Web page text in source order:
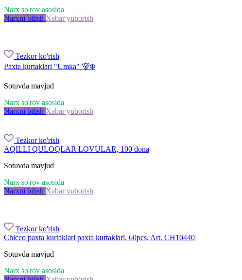
Narx so'rov asosida
Narxni bilish Xabar yuborish
Tezkor ko'rish
Paxta kurtaklari "Umka" 🐻‍❄️
Sotuvda mavjud
Narx so'rov asosida
Narxni bilish Xabar yuborish
Tezkor ko'rish
AQILLI QULOQLAR LOVULAR, 100 dona
Sotuvda mavjud
Narx so'rov asosida
Narxni bilish Xabar yuborish
Tezkor ko'rish
Chicco paxta kurtaklari paxta kurtaklari, 60pcs, Art. CH10440
Sotuvda mavjud
Narx so'rov asosida